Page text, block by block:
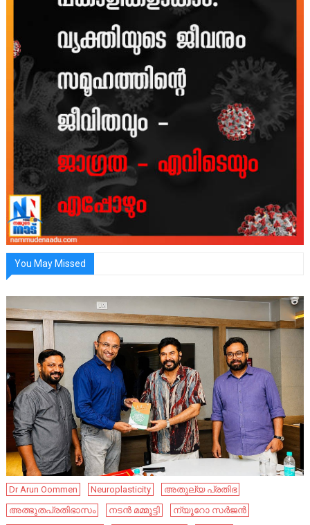
You May Missed
Dr Arun Oommen Neuroplasticity
അതുല്യ പ്രതിഭ
അത്ഭുതപ്രതിഭാസം
നടൻ മമ്മൂട്ടി
ന്യൂറോ സർജൻ